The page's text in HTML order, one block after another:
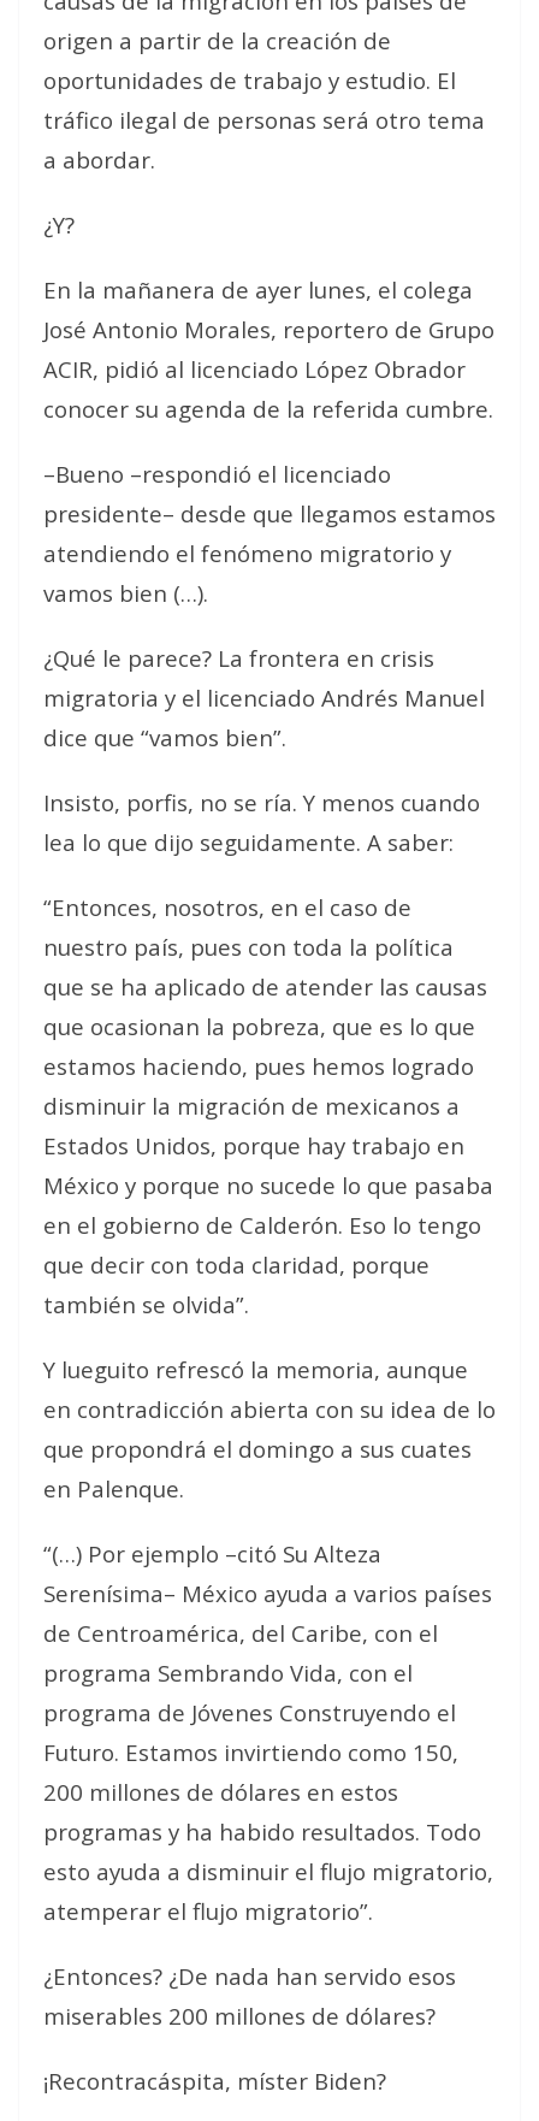
origen a partir de la creación de
oportunidades de trabajo y estudio. El
tráfico ilegal de personas será otro tema
a abordar.
¿Y?
En la mañanera de ayer lunes, el colega
José Antonio Morales, reportero de Grupo
ACIR, pidió al licenciado López Obrador
conocer su agenda de la referida cumbre.
–Bueno –respondió el licenciado
presidente– desde que llegamos estamos
atendiendo el fenómeno migratorio y
vamos bien (…).
¿Qué le parece? La frontera en crisis
migratoria y el licenciado Andrés Manuel
dice que “vamos bien”.
Insisto, porfis, no se ría. Y menos cuando
lea lo que dijo seguidamente. A saber:
“Entonces, nosotros, en el caso de
nuestro país, pues con toda la política
que se ha aplicado de atender las causas
que ocasionan la pobreza, que es lo que
estamos haciendo, pues hemos logrado
disminuir la migración de mexicanos a
Estados Unidos, porque hay trabajo en
México y porque no sucede lo que pasaba
en el gobierno de Calderón. Eso lo tengo
que decir con toda claridad, porque
también se olvida”.
Y lueguito refrescó la memoria, aunque
en contradicción abierta con su idea de lo
que propondrá el domingo a sus cuates
en Palenque.
“(…) Por ejemplo –citó Su Alteza
Serenísima– México ayuda a varios países
de Centroamérica, del Caribe, con el
programa Sembrando Vida, con el
programa de Jóvenes Construyendo el
Futuro. Estamos invirtiendo como 150,
200 millones de dólares en estos
programas y ha habido resultados. Todo
esto ayuda a disminuir el flujo migratorio,
atemperar el flujo migratorio”.
¿Entonces? ¿De nada han servido esos
miserables 200 millones de dólares?
¡Recontracáspita, míster Biden?